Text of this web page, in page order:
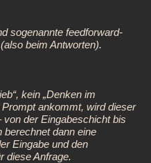
sogenannte feedforward-
beim Antworten).
kein „Denken im
ankommt, wird dieser
der Eingabeschicht bis
berechnet dann eine
Eingabe und den
diese Anfrage.